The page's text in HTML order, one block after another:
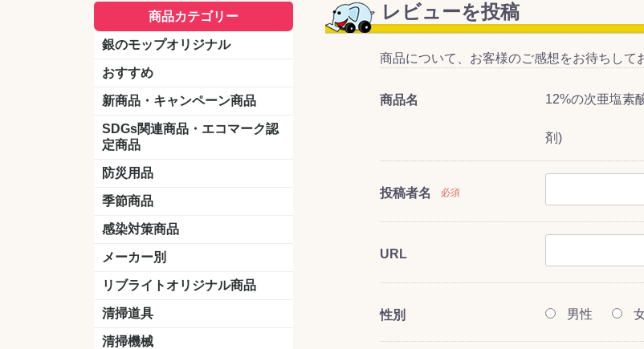
商品カテゴリー
銀のモップオリジナル
おすすめ
新商品・キャンペーン商品
キャンペーン商品
新製品
SDGs関連商品・エコマーク認
定商品
防災用品
季節商品
感染対策商品
おう吐物
除菌洗剤
うがい薬
マスク
手洗い石鹸
手指消毒
手袋
メーカー別
クオリティ
ニイタカ
シーバイエス 樹脂ワックス(一般製品)
ドライメンテナンス用樹
水性・半樹脂製品
ニュートラ フロアケアシ
天然石材用・テラゾー・
木床用ワックス
床用クリーナー
植物油用クリーナー
鉱物油用クリーナー
リンレイ
ペンギンワックス 水性・半樹脂製品
ドライメンテナンス用樹
クリーナー製品
横浜油脂工業
ミッケル化学（旧：スイショウ
ユシロ化学
コニシ
つやげん
ダイカ商事
スリーエムジャパン
山崎産業
テラモト
セイワ
エトレー
ラバーメイド
ジャパックス
日本サニパック
ケルヒャー
マキタ
ショーワグローブ
花王
サラヤ
アルボース
コスケム
ミヤキ
紺商
信徳ポミー
リブライトオリジナル商品
LLオレンジクリーナー
LL油脂専用クリーナー
LLワックスモップ
LL-21
マーベラスiL
清掃道具
ほうき
ちりとり
モップ及び関連品 ワンタッチ式モップ
水切りドライヤー
その他アタッチメント
モップ
ハードフロア用ダストモップ
テラモト
その他
清掃機械
レビューを投稿
商品について、お客様のご感想をお待ちして
商品名 12%の次亜塩素
剤)
投稿者名 必須
URL
性別 男性